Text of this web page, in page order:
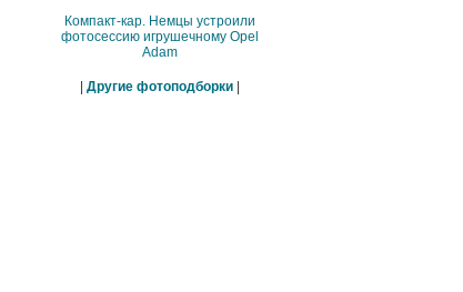
Компакт-кар. Немцы устроили
фотосессию игрушечному Opel
Adam
Другие фотоподборки